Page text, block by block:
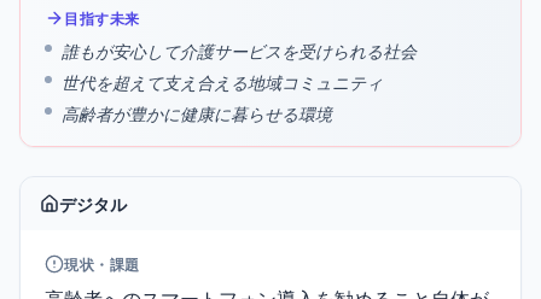
目指す未来
誰もが安心して介護サービスを受けられる社会
世代を超えて支え合える地域コミュニティ
高齢者が豊かに健康に暮らせる環境
デジタル
現状・課題